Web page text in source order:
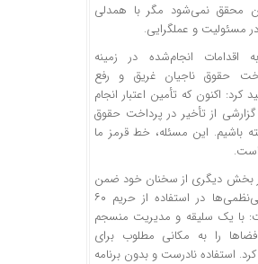
محقق نمی‌شود مگر با همدلی
مسئولیت و عملگرایی.
اقدامات انجام‌شده در زمینه
حقوق ناجیان غریق و رفع
کرد: اکنون که تأمین اعتبار انجام
گزارشی از تأخیر در پرداخت حقوق
باشیم. این مسئله، خط قرمز ما
در بخش دیگری از سخنان خود ضمن
انتقاد از برخی بی‌نظمی‌ها در استفاده از حریم ۶۰
با یک سلیقه و مدیریت منسجم
را به مکانی مطلوب برای
استفاده نادرست و بدون برنامه